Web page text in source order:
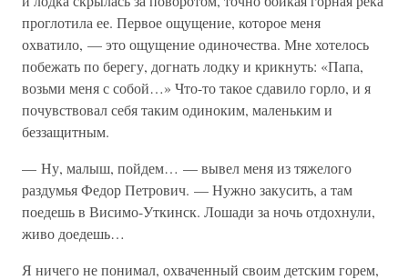
проглотила ее. Первое ощущение, которое меня
охватило, — это ощущение одиночества. Мне хотелось
побежать по берегу, догнать лодку и крикнуть: «Папа,
возьми меня с собой…» Что-то такое сдавило горло, и я
почувствовал себя таким одиноким, маленьким и
беззащитным.
— Ну, малыш, пойдем… — вывел меня из тяжелого
раздумья Федор Петрович. — Нужно закусить, а там
поедешь в Висимо-Уткинск. Лошади за ночь отдохнули,
живо доедешь…
Я ничего не понимал, охваченный своим детским горем,